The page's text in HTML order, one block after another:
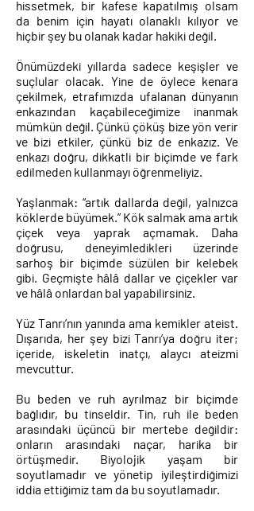
hissetmek, bir kafese kapatılmış olsam
da benim için hayatı olanaklı kılıyor ve
hiçbir şey bu olanak kadar hakiki değil.
Önümüzdeki yıllarda sadece keşişler ve
suçlular olacak. Yine de öylece kenara
çekilmek, etrafımızda ufalanan dünyanın
enkazından kaçabileceğimize inanmak
mümkün değil. Çünkü çöküş bize yön verir
ve bizi etkiler, çünkü biz de enkazız. Ve
enkazı doğru, dikkatli bir biçimde ve fark
edilmeden kullanmayı öğrenmeliyiz.
Yaşlanmak: “artık dallarda değil, yalnızca
köklerde büyümek.” Kök salmak ama artık
çiçek veya yaprak açmamak. Daha
doğrusu, deneyimledikleri üzerinde
sarhoş bir biçimde süzülen bir kelebek
gibi. Geçmişte hâlâ dallar ve çiçekler var
ve hâlâ onlardan bal yapabilirsiniz.
Yüz Tanrı’nın yanında ama kemikler ateist.
Dışarıda, her şey bizi Tanrı’ya doğru iter;
içeride, iskeletin inatçı, alaycı ateizmi
mevcuttur.
Bu beden ve ruh ayrılmaz bir biçimde
bağlıdır, bu tinseldir. Tin, ruh ile beden
arasındaki üçüncü bir mertebe değildir:
onların arasındaki naçar, harika bir
örtüşmedir. Biyolojik yaşam bir
soyutlamadır ve yönetip iyileştirdiğimizi
iddia ettiğimiz tam da bu soyutlamadır.